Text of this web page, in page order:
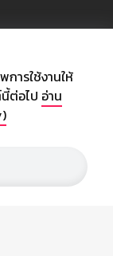
ลทั่วโลก ฟรีเมียร์
เคราะห์บอล จาก
ารใช้งานให้
ต่อไป อ่าน